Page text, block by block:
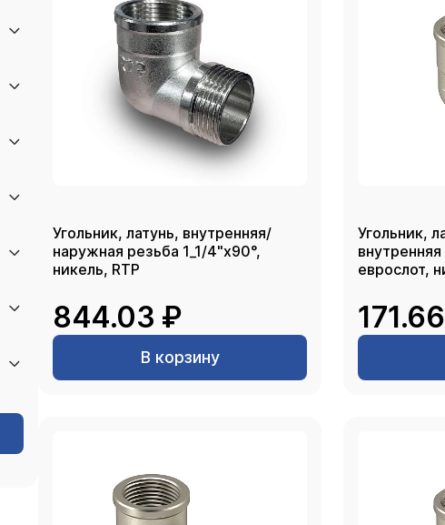
Угольник, латунь, внутренняя/
наружная резьба 1_1/4"х90°,
никель, RTP
844.03 ₽
В корзину
Угольник,
еврослот,